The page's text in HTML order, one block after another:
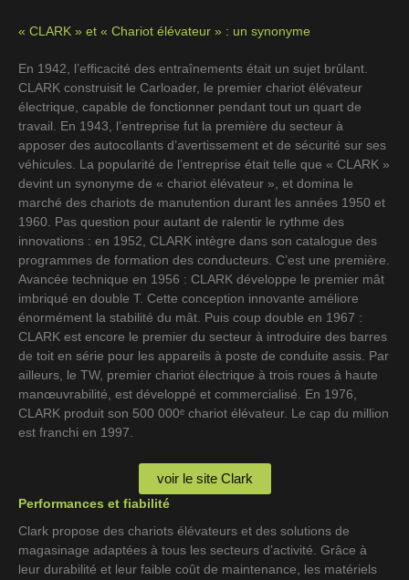
« CLARK » et « Chariot élévateur » : un synonyme
En 1942, l’efficacité des entraînements était un sujet brûlant.
CLARK construisit le Carloader, le premier chariot élévateur
électrique, capable de fonctionner pendant tout un quart de
travail. En 1943, l’entreprise fut la première du secteur à
apposer des autocollants d’avertissement et de sécurité sur ses
véhicules. La popularité de l’entreprise était telle que « CLARK »
devint un synonyme de « chariot élévateur », et domina le
marché des chariots de manutention durant les années 1950 et
1960. Pas question pour autant de ralentir le rythme des
innovations : en 1952, CLARK intègre dans son catalogue des
programmes de formation des conducteurs. C’est une première.
Avancée technique en 1956 : CLARK développe le premier mât
imbriqué en double T. Cette conception innovante améliore
énormément la stabilité du mât. Puis coup double en 1967 :
CLARK est encore le premier du secteur à introduire des barres
de toit en série pour les appareils à poste de conduite assis. Par
ailleurs, le TW, premier chariot électrique à trois roues à haute
manœuvrabilité, est développé et commercialisé. En 1976,
CLARK produit son 500 000ᵉ chariot élévateur. Le cap du million
est franchi en 1997.
voir le site Clark
Performances et fiabilité
Clark propose des chariots élévateurs et des solutions de
magasinage adaptées à tous les secteurs d’activité. Grâce à
leur durabilité et leur faible coût de maintenance, les matériels